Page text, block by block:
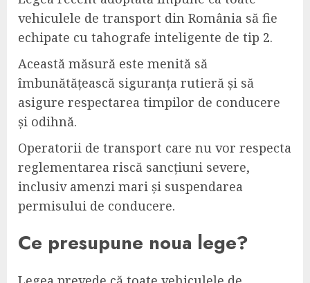
vehiculele de transport din România să fie
echipate cu tahografe inteligente de tip 2.
Această măsură este menită să
îmbunătățească siguranța rutieră și să
asigure respectarea timpilor de conducere
și odihnă.
Operatorii de transport care nu vor respecta
reglementarea riscă sancțiuni severe,
inclusiv amenzi mari și suspendarea
permisului de conducere.
Ce presupune noua lege?